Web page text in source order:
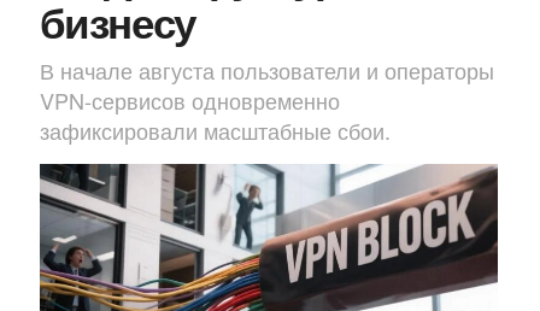
бизнесу
В начале августа пользователи и операторы
VPN-сервисов одновременно
зафиксировали масштабные сбои.